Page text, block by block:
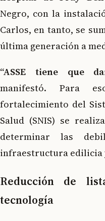
Negro, con la
Carlos, en tanto, se
última generación a
“ASSE tiene que
manifestó. Para
fortalecimiento del
Salud (SNIS) se
determinar las
infraestructura edilicia
Reducción de
tecnología